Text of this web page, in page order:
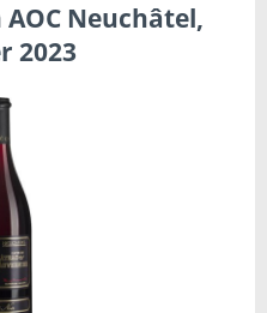
Neuchâtel,
2023